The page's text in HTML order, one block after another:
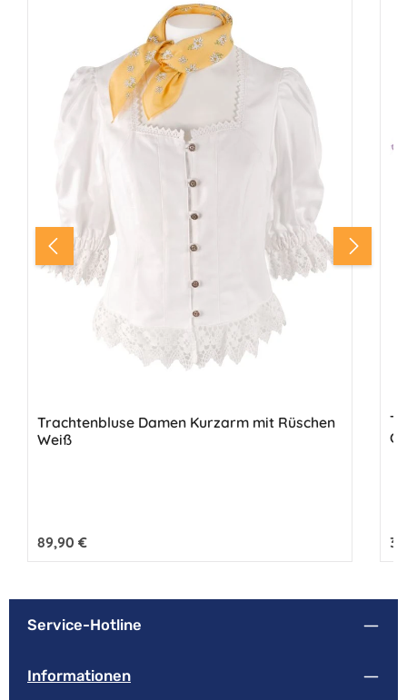
Trachtenbluse Damen Kurzarm mit Rüschen
Weiß
Regulärer Preis:
89,90 €
Service-Hotline
Informationen